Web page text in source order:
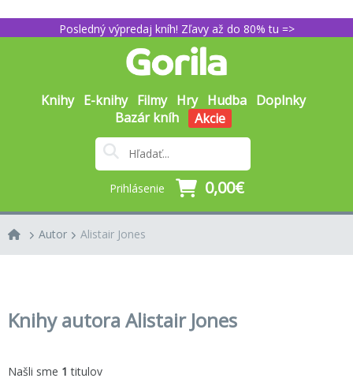
Posledný výpredaj kníh! Zľavy až do 80% tu =>
Knihy E-knihy Filmy Hry Hudba Doplnky
Bazár kníh
Akcie
Prihlásenie 0,00€
Autor Alistair Jones
Knihy autora Alistair Jones
Našli sme 1 titulov